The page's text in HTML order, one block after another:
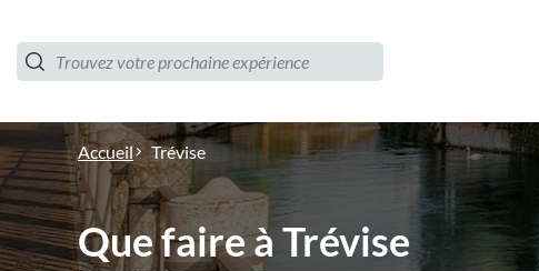
Accueil Trévise
Que faire à Trévise